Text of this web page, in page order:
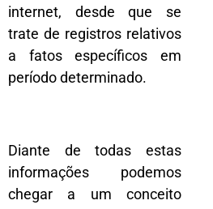
internet, desde que se
trate de registros relativos
a fatos específicos em
período determinado.
Diante de todas estas
informações podemos
chegar a um conceito